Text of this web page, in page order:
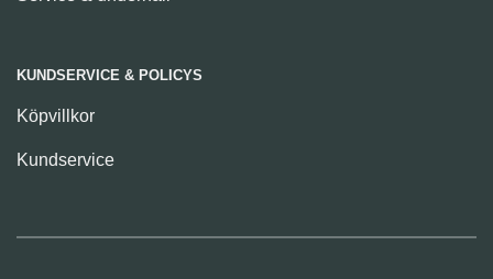
KUNDSERVICE & POLICYS
Köpvillkor
Kundservice